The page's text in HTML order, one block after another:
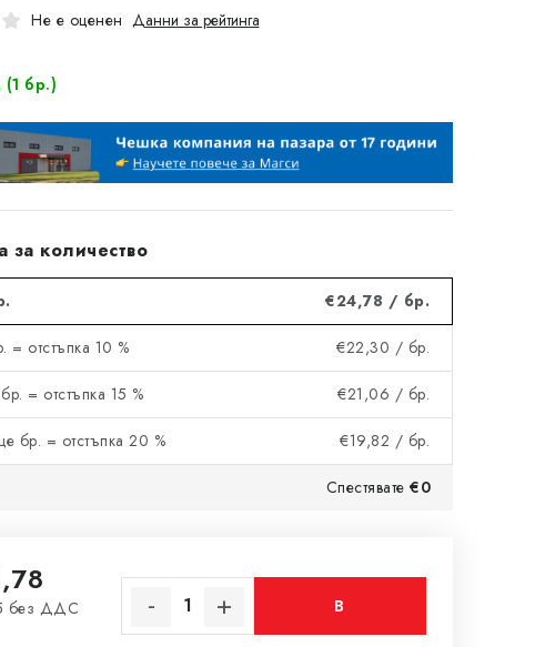
Не е оценен Данни за рейтинга
(1 бр.)
за количество
€24,78 / бр.
= отстъпка 10 % €22,30 / бр.
= отстъпка 15 % €21,06 / бр.
бр. = отстъпка 20 % €19,82 / бр.
Спестявате €0
без ДДС
на цената:
В